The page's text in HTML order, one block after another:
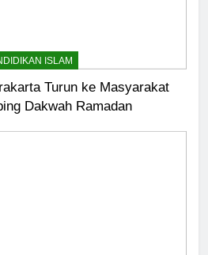
ISLAM
Turun ke Masyarakat
Dakwah Ramadan